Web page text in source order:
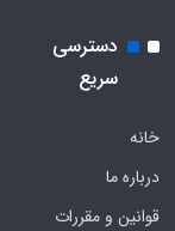
دسترسی
سریع
خانه
درباره ما
قوانین و مقررات